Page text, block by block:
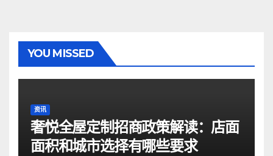
YOU MISSED
资讯
奢悦全屋定制招商政策解读：店面
面积和城市选择有哪些要求